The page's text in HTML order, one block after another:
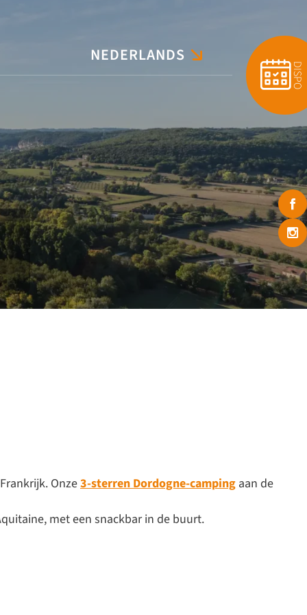
FRANÇAIS
NEDERLANDS
DISPO
Onze3-sterren Dordogne-camping aan de
met een snackbar in de buurt.